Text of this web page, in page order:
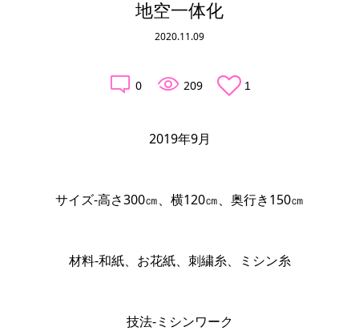
地空一体化
2020.11.09
0 209 1
2019年9月
サイズ-高さ300㎝、横120㎝、奥行き150㎝
材料-和紙、お花紙、刺繍糸、ミシン糸
技法-ミシンワーク